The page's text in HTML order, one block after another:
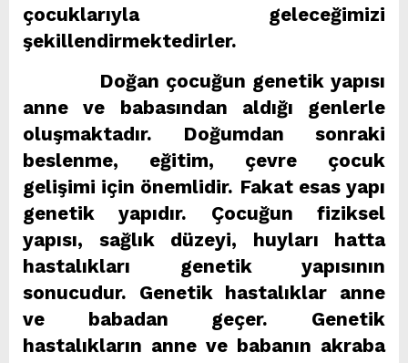
çocuklarıyla geleceğimizi
şekillendirmektedirler.
Doğan çocuğun genetik yapısı
anne ve babasından aldığı genlerle
oluşmaktadır. Doğumdan sonraki
beslenme, eğitim, çevre çocuk
gelişimi için önemlidir. Fakat esas yapı
genetik yapıdır. Çocuğun fiziksel
yapısı, sağlık düzeyi, huyları hatta
hastalıkları genetik yapısının
sonucudur. Genetik hastalıklar anne
ve babadan geçer. Genetik
hastalıkların anne ve babanın akraba